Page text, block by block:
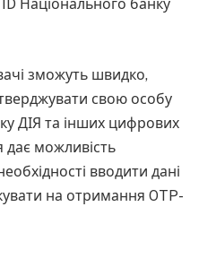
ID Національного банку
зможуть швидко,
свою особу
ДІЯ та інших цифрових
можливість
вводити дані
на отримання OTP-